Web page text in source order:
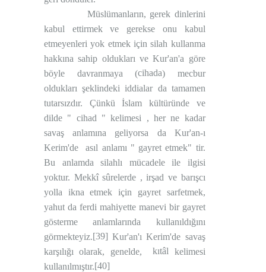
Müslümanların, gerek dinlerini
kabul ettirmek ve gerekse onu kabul
etmeyenleri yok etmek için silah kullanma
hakkına sahip oldukları ve Kur'an'a göre
böyle davranmaya (cihada) mecbur
oldukları şeklindeki iddialar da tamamen
tutarsızdır. Çünkü İslam kültüründe ve
dilde " cihad " kelimesi , her ne kadar
savaş anlamına geliyorsa da Kur'an-ı
Kerim'de
asıl anlamı " gayret etmek" tir.
Bu anlamda silahlı mücadele ile ilgisi
yoktur. Mekkî sûrelerde , irşad ve barışcı
yolla ikna etmek için gayret sarfetmek,
yahut da ferdi mahiyette manevi bir gayret
gösterme anlamlarında kullanıldığını
görmekteyiz.[39] Kur'an'ı Kerim'de savaş
karşılığı olarak, genelde,
kıtâl kelimesi
kullanılmıştır.[40]